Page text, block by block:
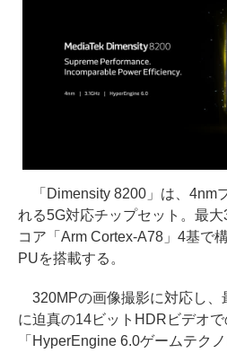
「Dimensity 8200」は、4nm
れる5G対応チップセット。最
コア「Arm Cortex-A78」4基で
PUを搭載する。
320MPの画像撮影に対応し、
に迫真の14ビットHDRビデオ
「HyperEngine 6.0ゲームテク